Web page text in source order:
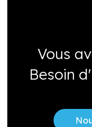
Vous
Besoin